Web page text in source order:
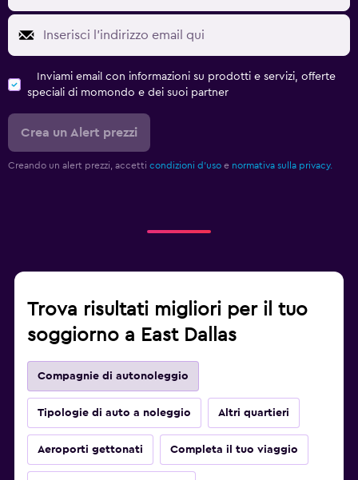
Inviami email con informazioni su prodotti e servizi, offerte
speciali di momondo e dei suoi partner
Crea un Alert prezzi
Creando un alert prezzi, accetti condizioni d'uso e normativa sulla privacy.
Trova risultati migliori per il tuo
soggiorno a East Dallas
Compagnie di autonoleggio
Tipologie di auto a noleggio Altri quartieri
Aeroporti gettonati Completa il tuo viaggio